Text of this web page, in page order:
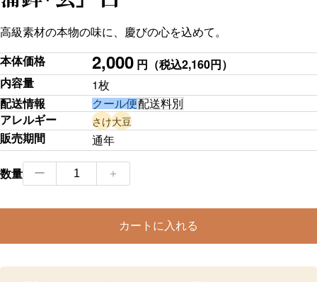
高級素材の本物の味に、慶びの心を込めて。
本体価格
2,000 円 （税込2,160円）
内容量
1枚
配送情報
クール便配送料別
アレルギー
さけ大豆
販売期間 通年
数量 ー
鉾
「玄」・
＋
カートに入れる